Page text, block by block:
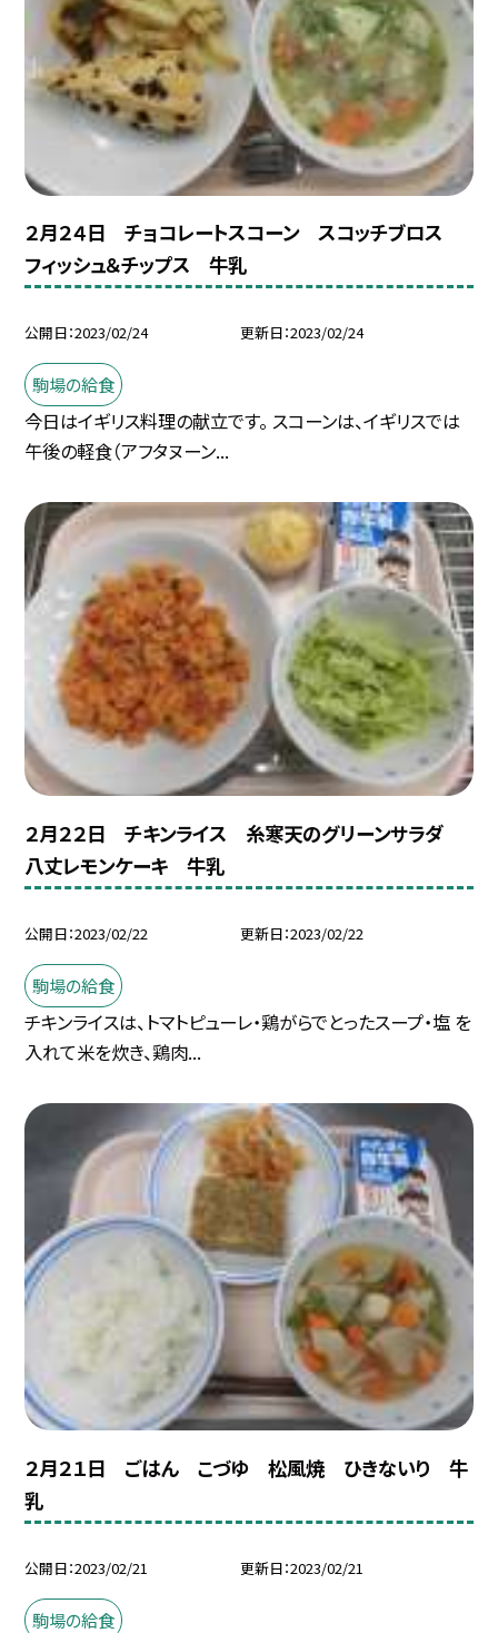
２月２４日 チョコレートスコーン スコッチブロス
フィッシュ＆チップス 牛乳
公開日 2023/02/24 更新日 2023/02/24
駒場の給食
今日はイギリス料理の献立です。 スコーンは、イギリスでは
午後の軽食（アフタヌーン...
２月２２日 チキンライス 糸寒天のグリーンサラダ
八丈レモンケーキ 牛乳
公開日 2023/02/22 更新日 2023/02/22
駒場の給食
チキンライスは、トマトピューレ・鶏がらでとったスープ・塩 を
入れて米を炊き、鶏肉...
２月２１日 ごはん こづゆ 松風焼 ひきないり 牛
乳
公開日 2023/02/21 更新日 2023/02/21
駒場の給食